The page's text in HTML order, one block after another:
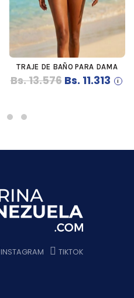
COMPRAR
TRAJE DE BAÑO PARA DAMA
Bs.13.576 El
Bs. 11.313El
INSTAGRAM TIKTOK